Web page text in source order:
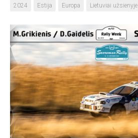
2024 Estija Europa Lietuviai užsienyje